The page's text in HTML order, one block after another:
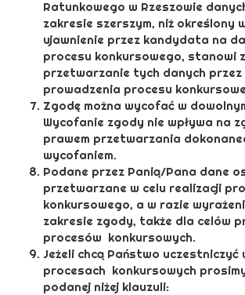
Ratunkowego w Rzeszowie
zakresie szerszym, niż określony
ujawnienie przez kandydata na
procesu konkursowego, stanowi
przetwarzanie tych danych przez
prowadzenia procesu
Zgodę można wycofać w
Wycofanie zgody nie wpływa na
prawem przetwarzania
wycofaniem.
Podane przez Panią/Pana dane
przetwarzane w celu realizacji
konkursowego, a w razie
zakresie zgody, także dla celów
procesów konkursowych.
Jeżeli chcą Państwo uczestniczyć
procesach konkursowych
podanej niżej klauzuli: